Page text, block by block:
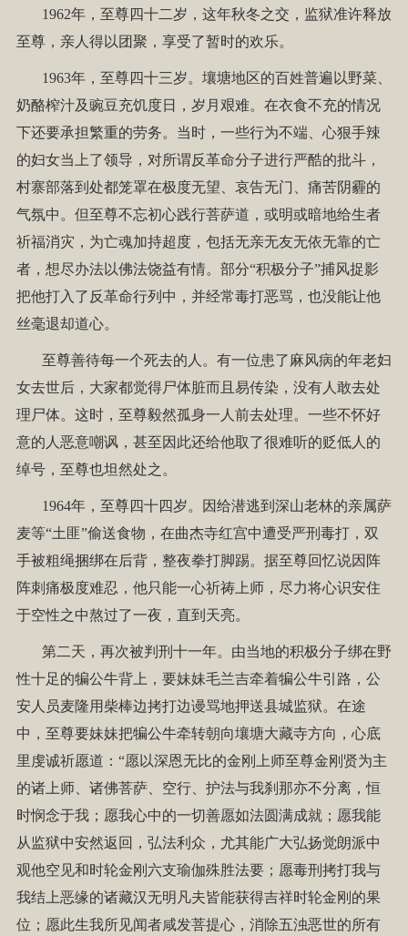
1962年，至尊四十二岁，这年秋冬之交，监狱准许释放
至尊，亲人得以团聚，享受了暂时的欢乐。
1963年，至尊四十三岁。壤塘地区的百姓普遍以野菜、
奶酪榨汁及豌豆充饥度日，岁月艰难。在衣食不充的情况
下还要承担繁重的劳务。当时，一些行为不端、心狠手辣
的妇女当上了领导，对所谓反革命分子进行严酷的批斗，
村寨部落到处都笼罩在极度无望、哀告无门、痛苦阴霾的
气氛中。但至尊不忘初心践行菩萨道，或明或暗地给生者
祈福消灾，为亡魂加持超度，包括无亲无友无依无靠的亡
者，想尽办法以佛法饶益有情。部分“积极分子”捕风捉影
把他打入了反革命行列中，并经常毒打恶骂，也没能让他
丝毫退却道心。
至尊善待每一个死去的人。有一位患了麻风病的年老妇
女去世后，大家都觉得尸体脏而且易传染，没有人敢去处
理尸体。这时，至尊毅然孤身一人前去处理。一些不怀好
意的人恶意嘲讽，甚至因此还给他取了很难听的贬低人的
绰号，至尊也坦然处之。
1964年，至尊四十四岁。因给潜逃到深山老林的亲属萨
麦等“土匪”偷送食物，在曲杰寺红宫中遭受严刑毒打，双
手被粗绳捆绑在后背，整夜拳打脚踢。据至尊回忆说因阵
阵刺痛极度难忍，他只能一心祈祷上师，尽力将心识安住
于空性之中熬过了一夜，直到天亮。
第二天，再次被判刑十一年。由当地的积极分子绑在野
性十足的犏公牛背上，要妹妹毛兰吉牵着犏公牛引路，公
安人员麦隆用柴棒边拷打边谩骂地押送县城监狱。在途
中，至尊要妹妹把犏公牛牵转朝向壤塘大藏寺方向，心底
里虔诚祈愿道：“愿以深恩无比的金刚上师至尊金刚贤为主
的诸上师、诸佛菩萨、空行、护法与我刹那亦不分离，恒
时悯念于我；愿我心中的一切善愿如法圆满成就；愿我能
从监狱中安然返回，弘法利众，尤其能广大弘扬觉朗派中
观他空见和时轮金刚六支瑜伽殊胜法要；愿毒刑拷打我与
我结上恶缘的诸藏汉无明凡夫皆能获得吉祥时轮金刚的果
位；愿此生我所见闻者咸发菩提心，消除五浊恶世的所有